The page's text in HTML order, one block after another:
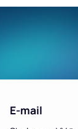
E-mail